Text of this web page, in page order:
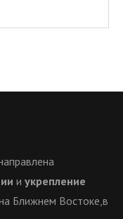
и укрепление
Ближнем Востоке,в